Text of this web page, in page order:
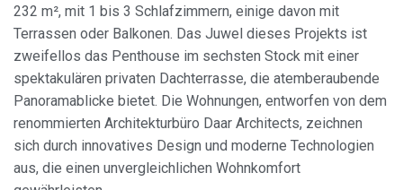
232 m², mit 1 bis 3 Schlafzimmern, einige davon mit
Terrassen oder Balkonen. Das Juwel dieses Projekts ist
zweifellos das Penthouse im sechsten Stock mit einer
spektakulären privaten Dachterrasse, die atemberaubende
Panoramablicke bietet. Die Wohnungen, entworfen von dem
renommierten Architekturbüro Daar Architects, zeichnen
sich durch innovatives Design und moderne Technologien
aus, die einen unvergleichlichen Wohnkomfort